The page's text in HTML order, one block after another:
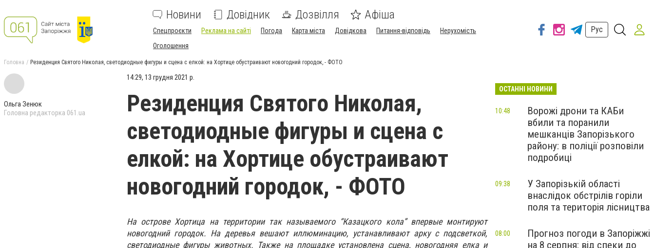
Новини Довідник Дозвілля Афіша
Спецпроєкти Реклама на сайті Погода Карта міста Довідкова Питання-відповідь
Нерухомість
Оголошення
Рус
Головна Резиденция Святого Николая, светодиодные фигуры и сцена с елкой: на Хортице обустраивают новогодний городок, - ФОТО
Ольга Зенюк
Головна редакторка 061.ua
14:29, 13 грудня 2021 р.
Резиденция Святого Николая,
светодиодные фигуры и сцена с
елкой: на Хортице обустраивают
новогодний городок, - ФОТО
На острове Хортица на территории так называемого “Казацкого кола” впервые монтируют
новогодний городок. На деревья вешают иллюминацию, устанавливают арку с подсветкой,
светодиодные фигуры животных. Также на площадке установлена сцена, новогодняя елка и
ОСТАННІ НОВИНИ
Ворожі дрони та КАБи
вбили та поранили
мешканців Запорізького
району: в поліції розповіли
подробиці
10:48
У Запорізькій області
внаслідок обстрілів горіли
поля та територія лісництва
09:38
Прогноз погоди в Запоріжжі
на 8 серпня: від спеки до
08:00